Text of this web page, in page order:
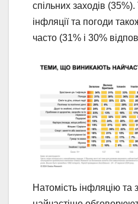
спільних заходів
інфляції та погоди
часто (31% і 30%
Натомість інфляцію та